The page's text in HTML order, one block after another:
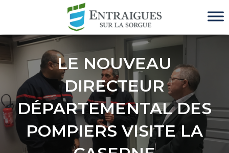
LE NOUVEAU
DIRECTEUR
DÉPARTEMENTAL DES
POMPIERS VISITE LA